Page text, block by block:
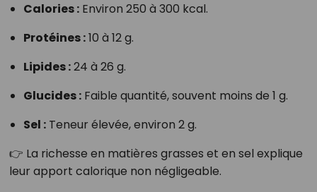
Calories :Environ 250 à 300 kcal.
Protéines :10 à 12 g.
Lipides :24 à 26 g.
Glucides :Faible quantité, souvent moins de 1 g.
Sel :Teneur élevée, environ 2 g.
👉 La richesse en matières grasses et en sel explique
leur apport calorique non négligeable.